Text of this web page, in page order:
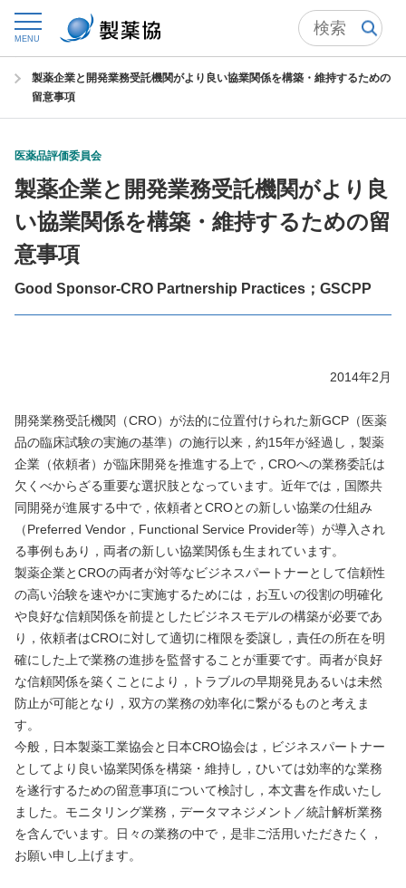
MENU
トップ 委員会からの情報発信 医薬品評価委員会
製薬企業と開発業務受託機関がより良い協業関係を構築・維持するための
留意事項
医薬品評価委員会
製薬企業と開発業務受託機関がより良
い協業関係を構築・維持するための留
意事項
Good Sponsor-CRO Partnership Practices；GSCPP
2014年2月
開発業務受託機関（CRO）が法的に位置付けられた新GCP（医薬
品の臨床試験の実施の基準）の施行以来，約15年が経過し，製薬
企業（依頼者）が臨床開発を推進する上で，CROへの業務委託は
欠くべからざる重要な選択肢となっています。近年では，国際共
同開発が進展する中で，依頼者とCROとの新しい協業の仕組み
（Preferred Vendor，Functional Service Provider等）が導入され
る事例もあり，両者の新しい協業関係も生まれています。
製薬企業とCROの両者が対等なビジネスパートナーとして信頼性
の高い治験を速やかに実施するためには，お互いの役割の明確化
や良好な信頼関係を前提としたビジネスモデルの構築が必要であ
り，依頼者はCROに対して適切に権限を委譲し，責任の所在を明
確にした上で業務の進捗を監督することが重要です。両者が良好
な信頼関係を築くことにより，トラブルの早期発見あるいは未然
防止が可能となり，双方の業務の効率化に繋がるものと考えま
す。
今般，日本製薬工業協会と日本CRO協会は，ビジネスパートナー
としてより良い協業関係を構築・維持し，ひいては効率的な業務
を遂行するための留意事項について検討し，本文書を作成いたし
ました。モニタリング業務，データマネジメント／統計解析業務
を含んでいます。日々の業務の中で，是非ご活用いただきたく，
お願い申し上げます。